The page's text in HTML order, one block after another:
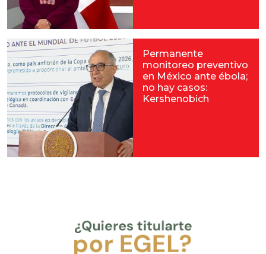
Permanente
monitoreo preventivo
en México ante ébola;
no hay casos:
Kershenobich